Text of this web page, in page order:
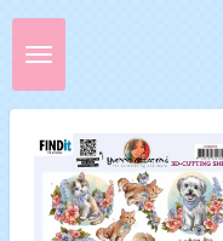
Ga
direct
de
hoofdinhoud